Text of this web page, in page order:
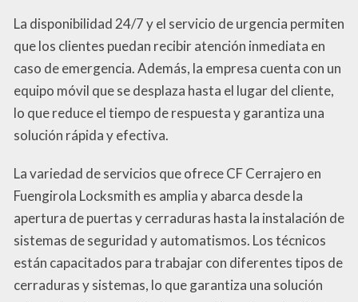
La disponibilidad 24/7 y el servicio de urgencia permiten
que los clientes puedan recibir atención inmediata en
caso de emergencia. Además, la empresa cuenta con un
equipo móvil que se desplaza hasta el lugar del cliente,
lo que reduce el tiempo de respuesta y garantiza una
solución rápida y efectiva.
La variedad de servicios que ofrece CF Cerrajero en
Fuengirola Locksmith es amplia y abarca desde la
apertura de puertas y cerraduras hasta la instalación de
sistemas de seguridad y automatismos. Los técnicos
están capacitados para trabajar con diferentes tipos de
cerraduras y sistemas, lo que garantiza una solución